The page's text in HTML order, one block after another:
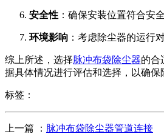
安全性 ：确保安装位置符合安
环境影响 ：考虑除尘器的运行
综上所述，选择脉冲布袋除尘器的合
据具体情况进行评估和选择，以确保
标签：
上一篇 ： 脉冲布袋除尘器管道连接